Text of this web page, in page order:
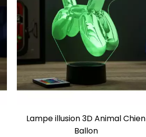
Lampe illusion 3D Animal Chien
Ballon